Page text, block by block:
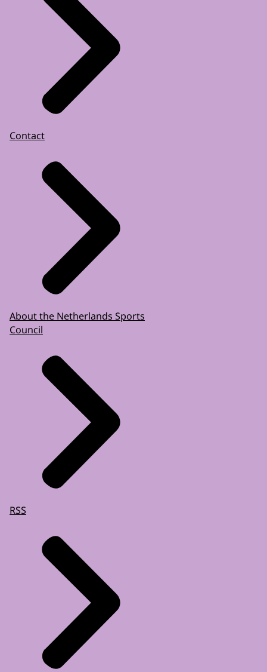
Contact
About the Netherlands Sports
Council
RSS